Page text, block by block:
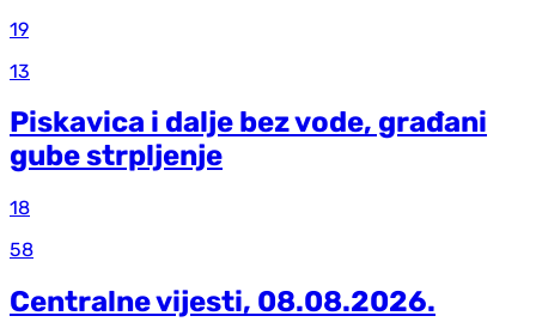
19
13
Piskavica i dalje bez vode, građani
gube strpljenje
18
58
Centralne vijesti, 08.08.2026.